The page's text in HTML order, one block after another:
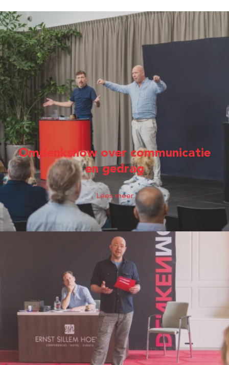
Omdenkshow over communicatie
en gedrag
Lees meer